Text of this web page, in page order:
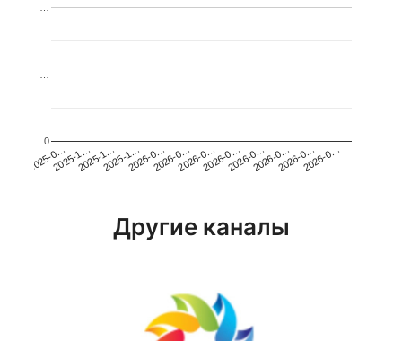
2025-0…2025-1…2025-1…2025-1…2026-0…2026-0…2026-0…2026-0…2026-0…2026-0…2026-0…2026-0…
0
…
Другие каналы